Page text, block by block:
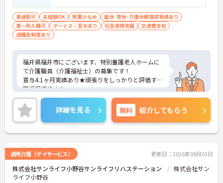
車通勤可 未経験OK 残業少なめ
産休･育休･介護休暇取得実績あり
夏～秋入職可
ボーナス・賞与あり 社会保険完備
交通費支給
退職金制度あり
福井県福井市にございます、特別養護老人ホームに
て介護職員（介護福祉士）の募集です！
賞与4.1ヶ月実績あり★頑張りをしっかりと評価する
職場環境です！
マイカー通勤OKなので、通勤も楽々です♪
ご興味のある方は、マイナビ介護職までお問い合わ
せください。
詳細を見る 無料 紹介してもらう
通所介護（デイサービス） 更新日：2026年08月03日
株式会社サンライフ小野谷サンライフリハステーション
株式会社サン
ライフ小野谷